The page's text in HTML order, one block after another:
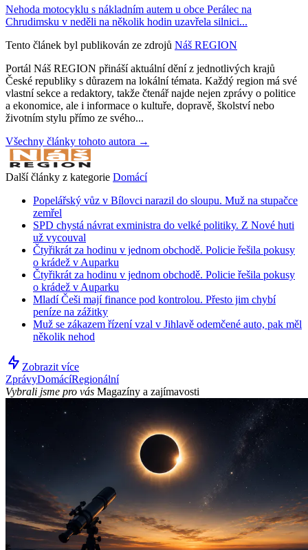
Nehoda motocyklu s nákladním autem u obce Perálec na
Chrudimsku v neděli na několik hodin uzavřela silnici...
Tento článek byl publikován ze zdrojů Náš REGION
Portál Náš REGION přináší aktuální dění z jednotlivých krajů
České republiky s důrazem na lokální témata. Každý region má své
vlastní sekce a redaktory, takže čtenář najde nejen zprávy o politice
a ekonomice, ale i informace o kultuře, dopravě, školství nebo
životním stylu přímo ze svého...
Všechny články tohoto autora →
Další články z kategorie Domácí
Popelářský vůz v Bílovci narazil do sloupu. Muž na stupačce
zemřel
SPD chystá návrat exministra do velké politiky. Z Nové huti
už vycouval
Čtyřikrát za hodinu v jednom obchodě. Policie řešila pokusy
o krádež v Auparku
Čtyřikrát za hodinu v jednom obchodě. Policie řešila pokusy
o krádež v Auparku
Mladí Češi mají finance pod kontrolou. Přesto jim chybí
peníze na zážitky
Muž se zákazem řízení vzal v Jihlavě odemčené auto, pak měl
několik nehod
Zobrazit více
ZprávyDomácíRegionální
Vybrali jsme pro vás Magazíny a zajímavosti